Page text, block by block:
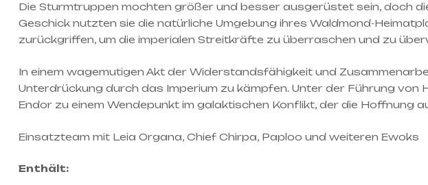
Die Sturmtruppen mochten größer und besser ausgerüstet sein, doch
Geschick nutzten sie die natürliche Umgebung ihres Waldmond-
zurückgriffen, um die imperialen Streitkräfte zu überraschen und zu
In einem wagemutigen Akt der Widerstandsfähigkeit und
Unterdrückung durch das Imperium zu kämpfen. Unter der Führung
Endor zu einem Wendepunkt im galaktischen Konflikt, der die Hoffnung
Einsatzteam mit Leia Organa, Chief Chirpa, Paploo und weiteren Ewoks
Enthält: